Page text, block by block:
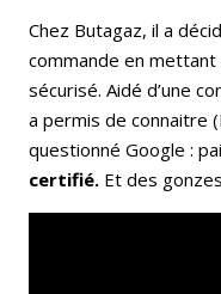
Chez Butagaz, il a
commande en mettant
sécurisé. Aidé d’une
a permis de connaitre
questionné Google :
certifié. Et des